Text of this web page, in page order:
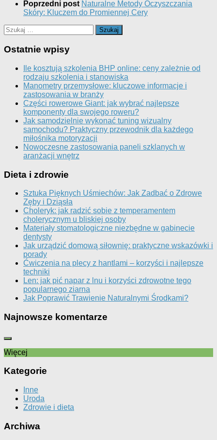
Poprzedni post Naturalne Metody Oczyszczania
Skóry: Kluczem do Promiennej Cery
Szukaj:
Ostatnie wpisy
Ile kosztują szkolenia BHP online: ceny zależnie od
rodzaju szkolenia i stanowiska
Manometry przemysłowe: kluczowe informacje i
zastosowania w branży
Części rowerowe Giant: jak wybrać najlepsze
komponenty dla swojego roweru?
Jak samodzielnie wykonać tuning wizualny
samochodu? Praktyczny przewodnik dla każdego
miłośnika motoryzacji
Nowoczesne zastosowania paneli szklanych w
aranżacji wnętrz
Dieta i zdrowie
Sztuka Pięknych Uśmiechów: Jak Zadbać o Zdrowe
Zęby i Dziąsła
Choleryk: jak radzić sobie z temperamentem
cholerycznym u bliskiej osoby
Materiały stomatologiczne niezbędne w gabinecie
dentysty
Jak urządzić domową siłownię: praktyczne wskazówki i
porady
Ćwiczenia na plecy z hantlami – korzyści i najlepsze
techniki
Len: jak pić napar z lnu i korzyści zdrowotne tego
popularnego ziarna
Jak Poprawić Trawienie Naturalnymi Środkami?
Najnowsze komentarze
Więcej
Kategorie
Inne
Uroda
Zdrowie i dieta
Archiwa